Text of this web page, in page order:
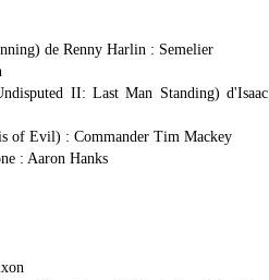
de Renny Harlin : Semelier
II: Last Man Standing) d'Isaac
of Evil) : Commander Tim Mackey
: Aaron Hanks